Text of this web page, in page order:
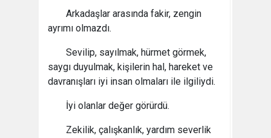
Arkadaşlar arasında fakir, zengin
ayrımı olmazdı.
Sevilip, sayılmak, hürmet görmek,
saygı duyulmak, kişilerin hal, hareket ve
davranışları iyi insan olmaları ile ilgiliydi.
İyi olanlar değer görürdü.
Zekilik, çalışkanlık, yardım severlik